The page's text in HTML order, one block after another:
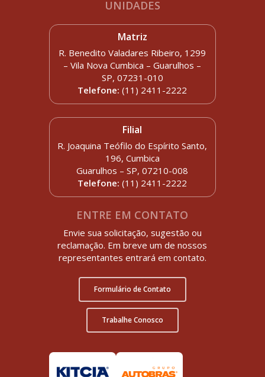
UNIDADES
Matriz
R. Benedito Valadares Ribeiro, 1299
– Vila Nova Cumbica – Guarulhos –
SP, 07231-010
Telefone:(11) 2411-2222
Filial
R. Joaquina Teófilo do Espírito Santo,
196, Cumbica
Guarulhos – SP, 07210-008
Telefone: (11) 2411-2222
ENTRE EM CONTATO
Envie sua solicitação, sugestão ou
reclamação. Em breve um de nossos
representantes entrará em contato.
Formulário de Contato
Trabalhe Conosco